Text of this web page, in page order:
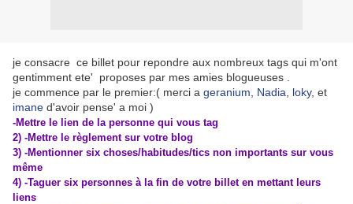
je consacre ce billet pour repondre aux nombreux tags qui m'ont
gentimment ete' proposes par mes amies blogueuses .
je commence par le premier:( merci a geranium Nadia loky, et
imane d'avoir pense' a moi )
-Mettre le lien de la personne qui vous tag
2) -Mettre le règlement sur votre blog
3) -Mentionner six choses/habitudes/tics non importants sur vous
même
4) -Taguer six personnes à la fin de votre billet en mettant leurs
liens